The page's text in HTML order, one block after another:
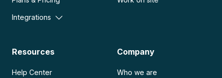
Integrations
Resources
Help Center
Company
Who we are